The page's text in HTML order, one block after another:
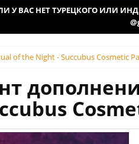
У ВАС НЕТ ТУРЕЦКОГО ИЛИ
of the Night - Succubus Cosmetic